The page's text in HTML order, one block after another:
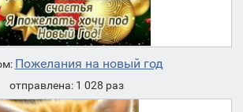
Пожелания на новый год
отправлена: 1 028 раз